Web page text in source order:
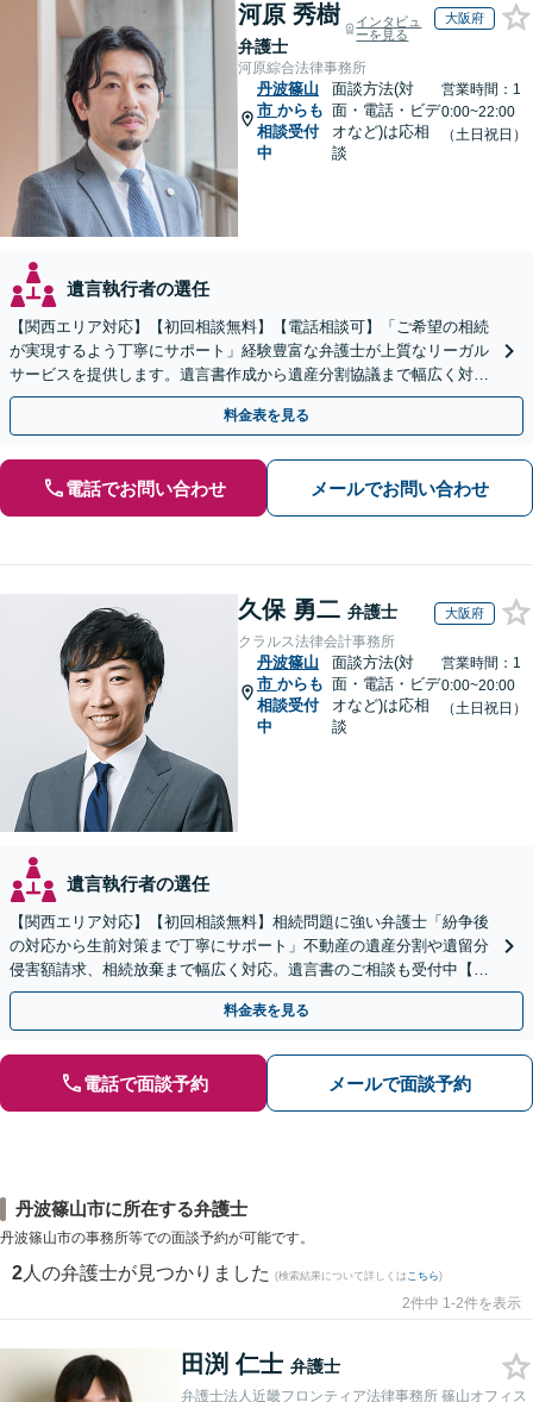
河原 秀樹
弁護士
インタビュ
ーを見る
大阪府
河原綜合法律事務所
丹波篠山
市 からも
相談受付
中
面談方法(対
面・電話・ビデ
オなど)は応相
談
営業時間：1
0:00~22:00
（土日祝日）
遺言執行者の選任
【関西エリア対応】【初回相談無料】【電話相談可】「ご希望の相続
が実現するよう丁寧にサポート」経験豊富な弁護士が上質なリーガル
サービスを提供します。遺言書作成から遺産分割協議まで幅広く対応
「他士業と連携してスムーズな解決」【休日・夜間相談可】
料金表を見る
電話でお問い合わせ メールでお問い合わせ
久保 勇二 弁護士 大阪府
クラルス法律会計事務所
丹波篠山
市 からも
相談受付
中
面談方法(対
面・電話・ビデ
オなど)は応相
談
営業時間：1
0:00~20:00
（土日祝日）
遺言執行者の選任
【関西エリア対応】【初回相談無料】相続問題に強い弁護士「紛争後
の対応から生前対策まで丁寧にサポート」不動産の遺産分割や遺留分
侵害額請求、相続放棄まで幅広く対応。遺言書のご相談も受付中【夜
間・休日面談可】【WEB面談】【完全個室】
料金表を見る
電話で面談予約 メールで面談予約
丹波篠山市に所在する弁護士
丹波篠山市の事務所等での面談予約が可能です。
2 人の弁護士が見つかりました (検索結果について詳しくは こちら)
2件中 1-2件を表示
田渕 仁士 弁護士
弁護士法人近畿フロンティア法律事務所 篠山オフィス